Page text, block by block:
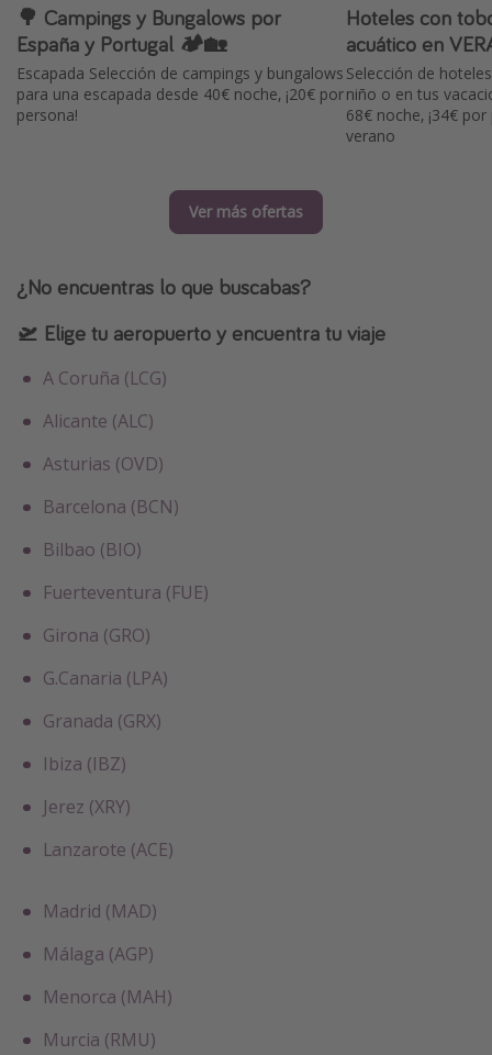
Hoteles más hot de España
Guía de equipaje de mano
Parques de atracciones
Viaja con musicales
Harry Potter en Londres y otros destinos
Eventos deportivos
🌳 Campings y Bungalows por
España y Portugal 🏕️🏡
Escapada Selección de campings y bungalows
para una escapada desde 40€ noche, ¡20€ por
persona!
Hoteles con
acuático en
Selección de
niño o en tus
68€ noche, ¡34€
verano
Ver más ofertas
¿No encuentras lo que buscabas?
🛫 Elige tu aeropuerto y encuentra tu viaje
A Coruña (LCG)
Alicante (ALC)
Asturias (OVD)
Barcelona (BCN)
Bilbao (BIO)
Fuerteventura (FUE)
Girona (GRO)
G.Canaria (LPA)
Granada (GRX)
Ibiza (IBZ)
Jerez (XRY)
Lanzarote (ACE)
Madrid (MAD)
Málaga (AGP)
Menorca (MAH)
Murcia (RMU)